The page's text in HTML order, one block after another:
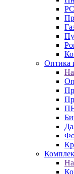
Оптика